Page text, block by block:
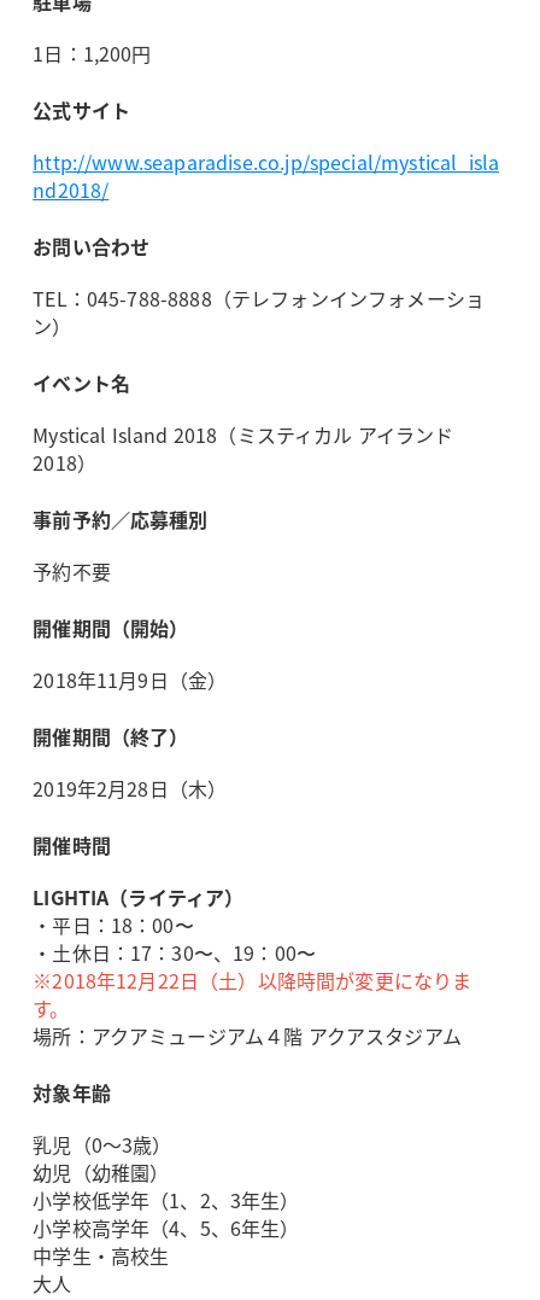
1日：1,200円
公式サイト
http://www.seaparadise.co.jp/special/mystical_isla
nd2018/
お問い合わせ
TEL：045-788-8888（テレフォンインフォメーショ
ン）
イベント名
Mystical Island 2018（ミスティカル アイランド
2018）
事前予約／応募種別
予約不要
開催期間（開始）
2018年11月9日（金）
開催期間（終了）
2019年2月28日（木）
開催時間
LIGHTIA（ライティア）
・平日：18：00〜
・土休日：17：30〜、19：00〜
※2018年12月22日（土）以降時間が変更になりま
す。
場所：アクアミュージアム４階 アクアスタジアム
対象年齢
乳児（0～3歳）
幼児（幼稚園）
小学校低学年（1、2、3年生）
小学校高学年（4、5、6年生）
中学生・高校生
大人